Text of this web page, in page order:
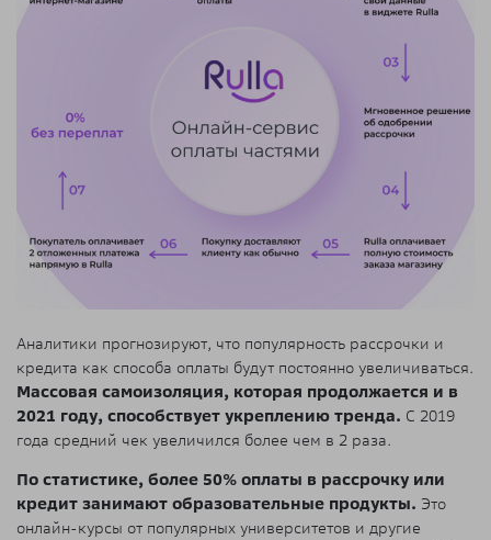
Аналитики прогнозируют, что популярность рассрочки и
кредита как способа оплаты будут постоянно увеличиваться.
Массовая самоизоляция, которая продолжается и в
2021 году, способствует укреплению тренда. С 2019
года средний чек увеличился более чем в 2 раза.
По статистике, более 50% оплаты в рассрочку или
кредит занимают образовательные продукты. Это
онлайн-курсы от популярных университетов и другие